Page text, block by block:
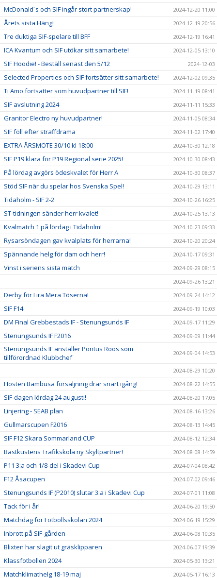
McDonald´s och SIF ingår stort partnerskap! 2024-12-20 11:00
Årets sista Häng! 2024-12-19 20:56
Tre duktiga SIF-spelare till BFF 2024-12-19 16:41
ICA Kvantum och SIF utökar sitt samarbete! 2024-12-05 13:10
SIF Hoodie! - Beställ senast den 5/12 2024-12-03
Selected Properties och SIF fortsätter sitt samarbete! 2024-12-02 09:35
Ti Amo fortsätter som huvudpartner till SIF! 2024-11-19 08:41
SIF avslutning 2024 2024-11-11 15:33
Granitor Electro ny huvudpartner! 2024-11-05 08:34
SIF föll efter straffdrama 2024-11-02 17:40
EXTRA ÅRSMÖTE 30/10 kl 18:00 2024-10-30 12:18
SIF P19 klara för P19 Regional serie 2025! 2024-10-30 08:43
På lördag avgörs ödeskvalet för Herr A 2024-10-30 08:37
Stöd SIF när du spelar hos Svenska Spel! 2024-10-29 13:11
Tidaholm - SIF 2-2 2024-10-26 16:25
ST-tidningen sänder herr kvalet! 2024-10-25 13:13
Kvalmatch 1 på lördag i Tidaholm! 2024-10-23 09:33
Rysarsöndagen gav kvalplats för herrarna! 2024-10-20 20:24
Spännande helg för dam och herr! 2024-10-17 09:31
Vinst i seriens sista match
2024-09-29 08:15
2024-09-26 13:21
Derby för Lira Mera Töserna! 2024-09-24 14:12
SIF F14 2024-09-19 10:03
DM Final Grebbestads IF - Stenungsunds IF 2024-09-17 11:29
Stenungsunds IF F2016 2024-09-09 11:44
Stenungsunds IF anställer Pontus Roos som
tillförordnad Klubbchef
2024-09-04 14:53
2024-08-29 10:20
Hösten Bambusa försäljning drar snart igång! 2024-08-22 14:55
SIF-dagen lördag 24 augusti! 2024-08-20 17:05
Linjering - SEAB plan 2024-08-16 13:26
Gullmarscupen F2016 2024-08-13 14:45
SIF F12 Skara Sommarland CUP 2024-08-12 12:34
Bästkustens Trafikskola ny Skyltpartner! 2024-08-08 14:59
P11 3:a och 1/8-del i Skadevi Cup 2024-07-04 08:42
F12 Åsacupen 2024-07-02 09:46
Stenungsunds IF (P2010) slutar 3:a i Skadevi Cup 2024-07-01 11:08
Tack för i år! 2024-06-20 19:50
Matchdag för Fotbollsskolan 2024 2024-06-19 15:29
Inbrott på SIF-gården 2024-06-08 10:35
Blixten har slagit ut gräsklipparen 2024-06-07 19:39
Klassfotbollen 2024 2024-05-30 13:21
Matchklimathelg 18-19 maj 2024-05-17 16:13